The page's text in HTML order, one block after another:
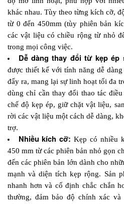
khác nhau. Tùy theo từng kích cỡ,
từ 0 đến 450mm (tùy phiên bản
các vật liệu có chiều rộng từ nhỏ
trong mọi công việc.
Dễ dàng thay đổi từ kẹp ép
được thiết kế với tính năng dễ
đẩy ra, mang lại sự linh hoạt tối đa
dùng chỉ cần thay đổi thao tác
chế độ kẹp ép, giữ chặt vật liệu,
rời các vật liệu một cách dễ dàng,
trợ.
Nhiều kích cỡ: Kẹp có nhiều
450 mm từ các phiên bản nhỏ gọn
đến các phiên bản lớn dành cho
mạnh và diện tích kẹp rộng. Sản
nhanh hơn và cố định chắc chắn
thường, đảm bảo độ chính xác